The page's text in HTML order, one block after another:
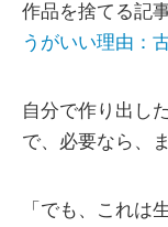
作品を捨てる記
うがいい理由：
自分で作り出し
で、必要なら、
「でも、これは